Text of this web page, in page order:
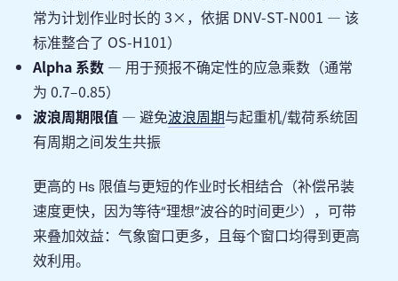
常为计划作业时长的 3×，依据 DNV-ST-N001 — 该
标准整合了 OS-H101）
Alpha 系数— 用于预报不确定性的应急乘数（通常
为 0.7–0.85）
波浪周期限值— 避免波浪周期与起重机/载荷系统固
有周期之间发生共振
更高的 Hs 限值与更短的作业时长相结合（补偿吊装
速度更快，因为等待“理想”波谷的时间更少），可带
来叠加效益：气象窗口更多，且每个窗口均得到更高
效利用。